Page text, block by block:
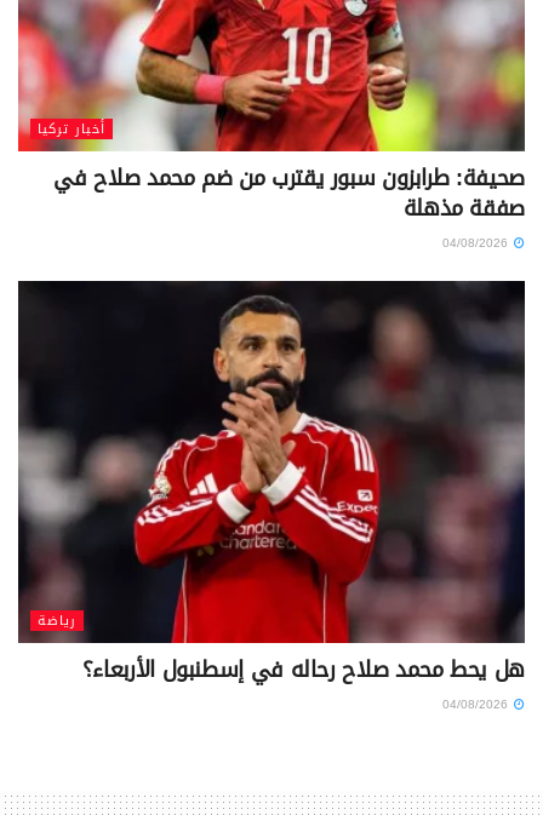
أخبار تركيا
صحيفة: طرابزون سبور يقترب من ضم محمد صلاح في
صفقة مذهلة
رياضة
هل يحط محمد صلاح رحاله في إسطنبول الأربعاء؟